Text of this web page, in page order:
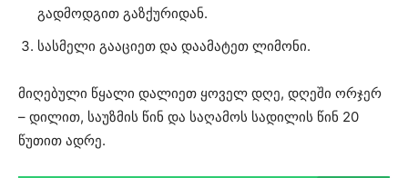
გადმოდგით გაზქურიდან.
სასმელი გააციეთ და დაამატეთ ლიმონი.
მიღებული წყალი დალიეთ ყოველ დღე, დღეში ორჯერ
– დილით, საუზმის წინ და საღამოს სადილის წინ 20
წუთით ადრე.